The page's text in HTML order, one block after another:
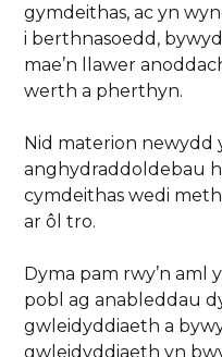
gymdeithas, ac yn
i berthnasoedd,
mae’n llawer
werth a pherthyn.
Nid materion newydd
anghydraddoldebau
cymdeithas wedi
ar ôl tro.
Dyma pam rwy’n aml
pobl ag anableddau
gwleidyddiaeth a
gwleidyddiaeth yn